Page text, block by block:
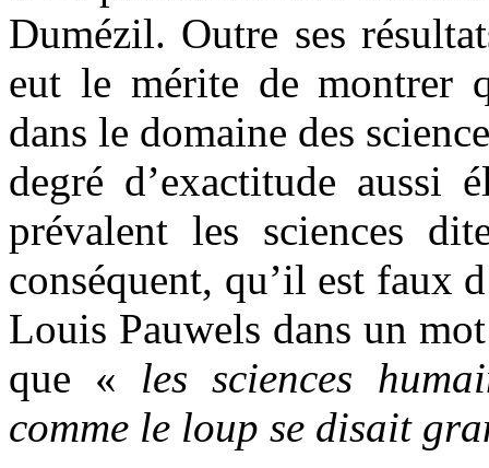
Dumézil. Outre ses
eut le mérite de montrer
dans le domaine des
degré d’exactitude aussi
prévalent les sciences
conséquent, qu’il est faux
Louis Pauwels dans un
que « les sciences
comme le loup se disait